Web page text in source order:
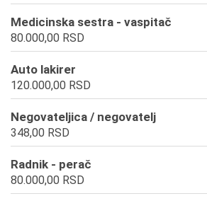
Medicinska sestra - vaspitač
80.000,00 RSD
Auto lakirer
120.000,00 RSD
Negovateljica / negovatelj
348,00 RSD
Radnik - perač
80.000,00 RSD